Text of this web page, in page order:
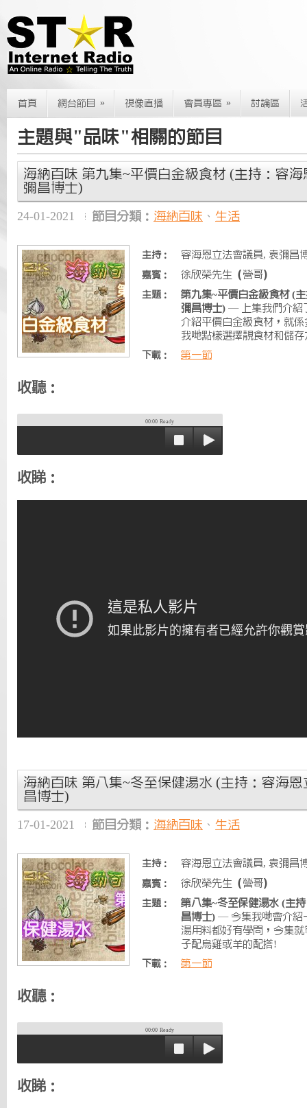
首頁 網台節目 » 視像直播 會員專區 » 討論區
主題與"品味"相關的節目
海納百味 第九集~平價白金級食材 (主持：容
彌昌博士)
24-01-2021 節目分類： 海納百味 、 生活
主持： 容海恩立法會議員, 袁彌昌
嘉賓： 徐欣榮先生（營哥）
主題：
第九集~平價白金級食材 (
彌昌博士) — 上集我們介紹
介紹平價白金級食材，就
我哋點樣選擇靚食材和儲
下載： 第一節
收聽：
00:00 Ready
收睇：
海納百味 第八集~冬至保健湯水 (主持：容海
昌博士)
17-01-2021 節目分類： 海納百味 、 生活
主持： 容海恩立法會議員, 袁彌昌
嘉賓： 徐欣榮先生（營哥）
主題：
第八集~冬至保健湯水 (主
昌博士) — 今集我哋會介紹
湯用料都好有學問，今集
子配烏雞或羊的配搭!
下載： 第一節
收聽：
00:00 Ready
收睇：